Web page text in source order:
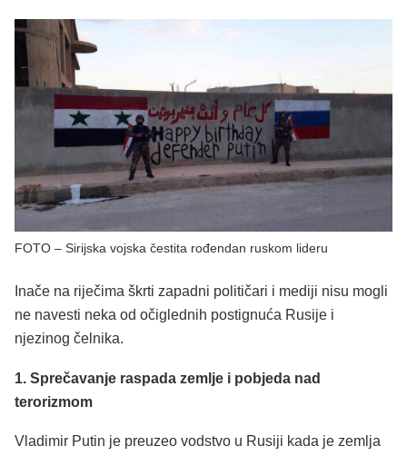
FOTO – Sirijska vojska čestita rođendan ruskom lideru
Inače na riječima škrti zapadni političari i mediji nisu mogli
ne navesti neka od očiglednih postignuća Rusije i
njezinog čelnika.
1. Sprečavanje raspada zemlje i pobjeda nad
terorizmom
Vladimir Putin je preuzeo vodstvo u Rusiji kada je zemlja